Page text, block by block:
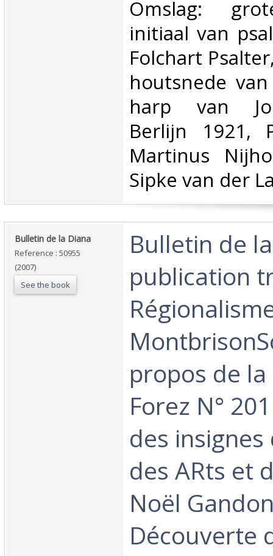
‎Omslag:
initiaal van
Folchart
houtsnede
harp van
Berlijn 1921,
Martinus
Sipke van der
‎Bulletin de la Diana‎
Reference : 50955
(2007)
See the book
‎Bulletin de
publication
propos de
Forez N°
des
des ARts et
Noël
Découverte